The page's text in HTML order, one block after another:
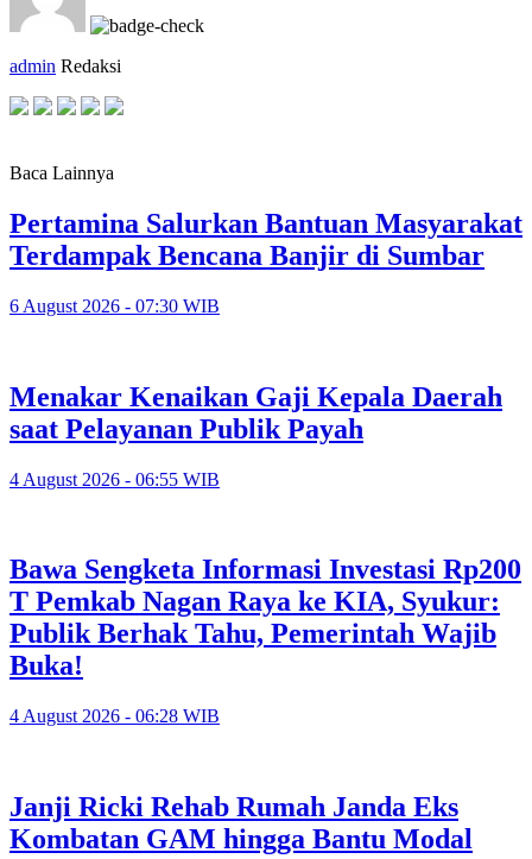
admin Redaksi
Baca Lainnya
Pertamina Salurkan Bantuan Masyarakat
Terdampak Bencana Banjir di Sumbar
6 August 2026 - 07:30 WIB
Menakar Kenaikan Gaji Kepala Daerah
saat Pelayanan Publik Payah
4 August 2026 - 06:55 WIB
Bawa Sengketa Informasi Investasi Rp200
T Pemkab Nagan Raya ke KIA, Syukur:
Publik Berhak Tahu, Pemerintah Wajib
Buka!
4 August 2026 - 06:28 WIB
Janji Ricki Rehab Rumah Janda Eks
Kombatan GAM hingga Bantu Modal